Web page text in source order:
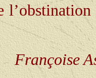
Françoise